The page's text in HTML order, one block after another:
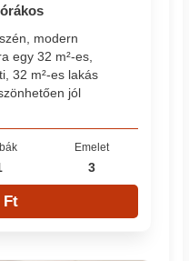
modern
egy 32 m²-es,
32 m²-es lakás
jól
Emelet
3
Ft